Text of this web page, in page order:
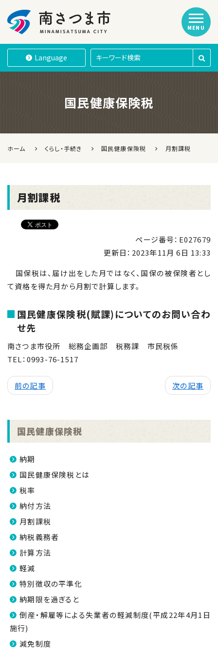
南さつま市
Language
MENU
国民健康保険税
ホーム くらし・手続き 国民健康保険税 月割課税
月割課税
ページ番号：E027679
更新日： 2023年11月 6日 13:33
国保税は、届け出をした月ではなく、国保の被保険者とし
て資格を得た月から月割で計算します。
国民健康保険税(賦課)についてのお問い合わ
せ先
南さつま市役所 総務企画部 税務課 市民税係
TEL： 0993-76-1517
前の記事 次の記事
国民健康保険税
納期
国民健康保険税とは
税率
納付方法
月割課税
納税義務者
計算方法
軽減
特別徴収の平準化
納期限を過ぎると
倒産・解雇等による失業者の軽減制度(平成22年4月1日
施行)
減免制度